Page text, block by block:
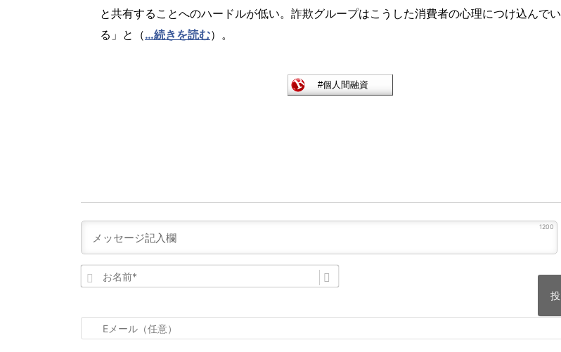
と共有することへのハードルが低い。詐欺グループはこうした消費者の心理につけ込んでい
る」と（…続きを読む）。
1200
*